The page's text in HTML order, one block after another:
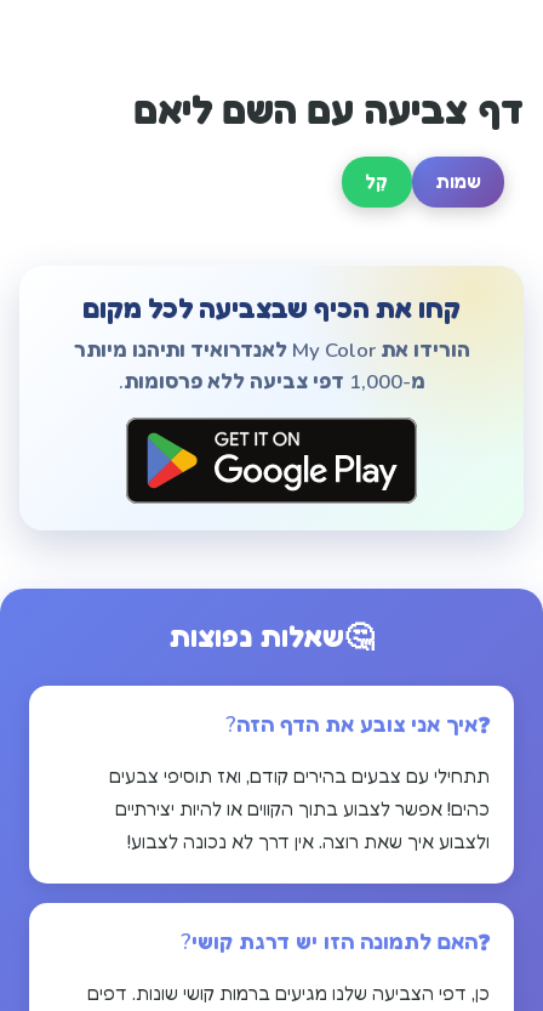
דף צביעה עם השם ליאם
שמות קַל
קחו את הכיף שבצביעה לכל מקום
הורידו את My Color לאנדרואיד ותיהנו מיותר
מ-1,000 דפי צביעה ללא פרסומות.
🤔שאלות נפוצות
איך אני צובע את הדף הזה?
תתחילי עם צבעים בהירים קודם, ואז תוסיפי צבעים
כהים! אפשר לצבוע בתוך הקווים או להיות יצירתיים
ולצבוע איך שאת רוצה. אין דרך לא נכונה לצבוע!
האם לתמונה הזו יש דרגת קושי?
כן, דפי הצביעה שלנו מגיעים ברמות קושי שונות. דפים